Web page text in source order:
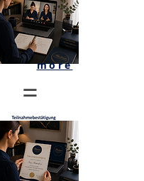
more
=